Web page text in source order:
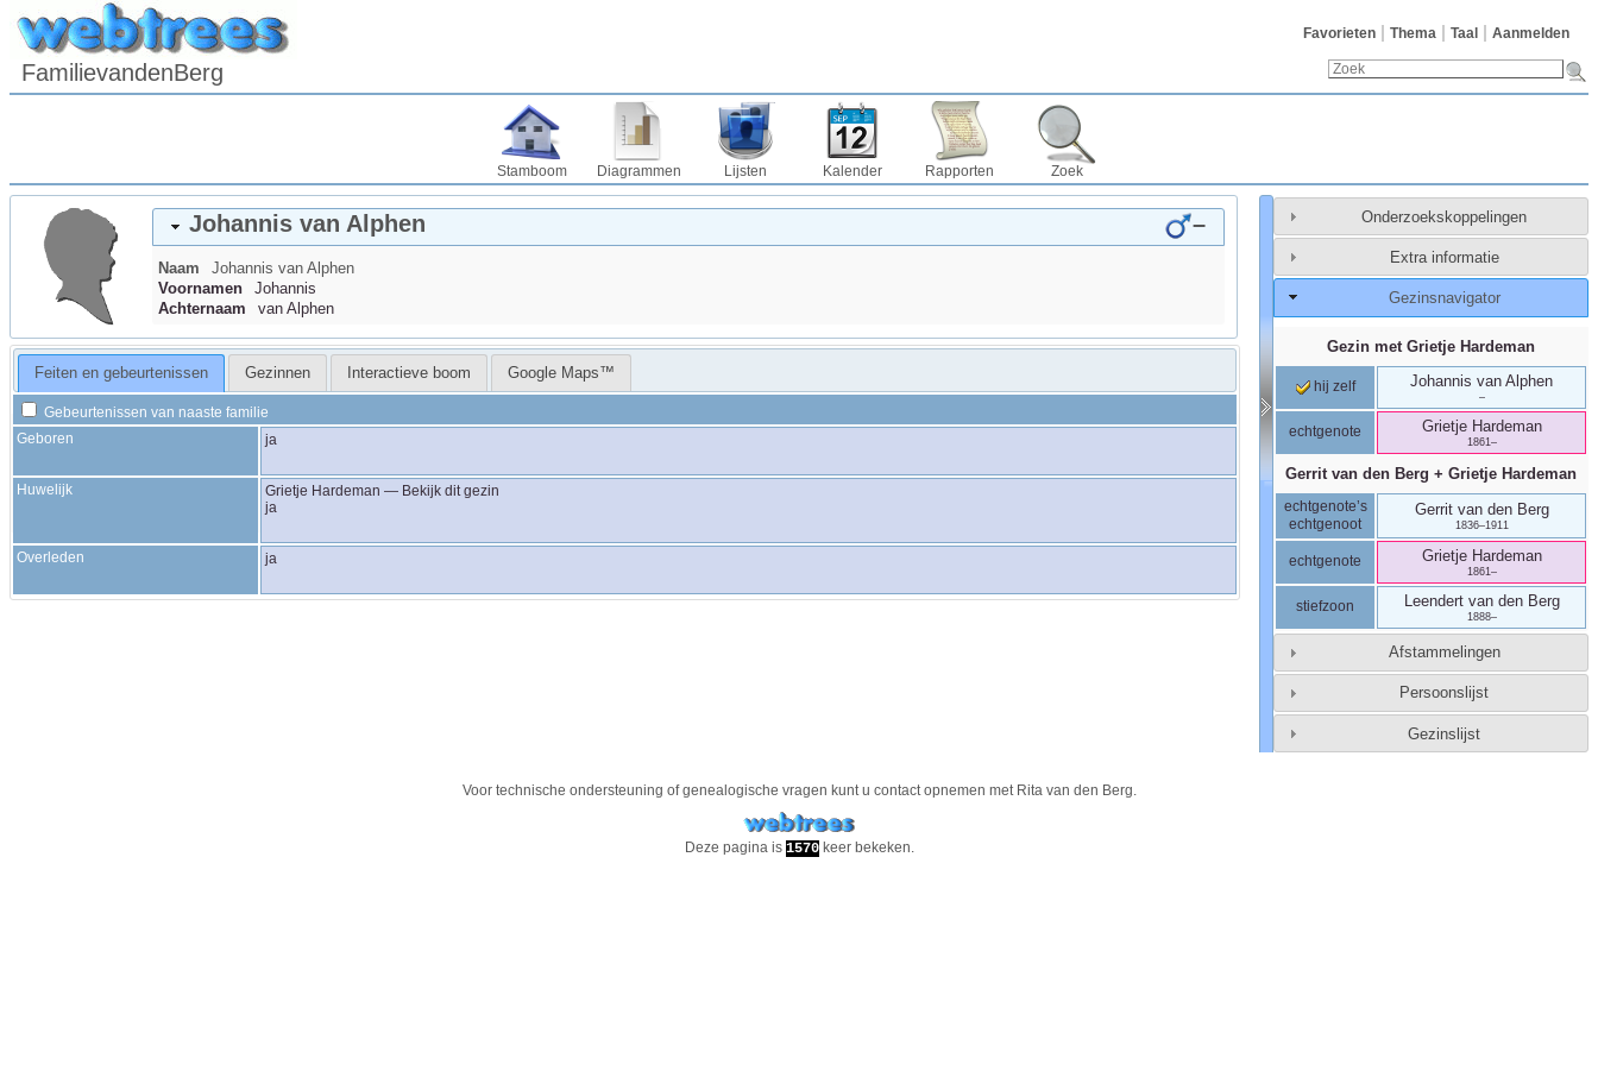
Favorieten Thema Taal Aanmelden
FamilievandenBerg
Stamboom Diagrammen Lijsten Kalender Rapporten Zoek
Johannis van Alphen –
Naam Johannis van Alphen
Voornamen
Johannis
Achternaam
van Alphen
Feiten en gebeurtenissen Gezinnen Interactieve boom Google Maps™
Gebeurtenissen van naaste familie
Geboren
ja
Huwelijk Grietje Hardeman — Bekijk dit gezin
ja
Overleden ja
Onderzoekskoppelingen
Extra informatie
Gezinsnavigator
Gezin met Grietje Hardeman
hij zelf Johannis van Alphen
–
echtgenote Grietje Hardeman
1861 –
Gerrit van den Berg + Grietje Hardeman
echtgenote’s
echtgenoot
Gerrit van den Berg
1836–1911
echtgenote Grietje Hardeman
1861 –
stiefzoon Leendert van den Berg
1888–
Afstammelingen
Persoonslijst
Gezinslijst
Voor technische ondersteuning of genealogische vragen kunt u contact opnemen met Rita van den Berg.
Deze pagina is 1570keer bekeken.